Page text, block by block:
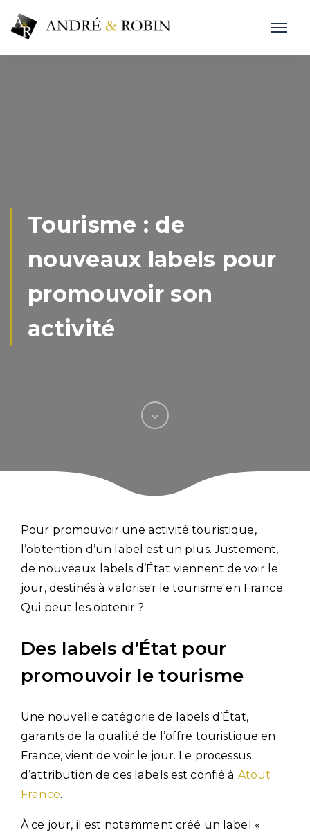
Tourisme : de
nouveaux labels pour
promouvoir son
activité
Pour promouvoir une activité touristique,
l’obtention d’un label est un plus. Justement,
de nouveaux labels d’État viennent de voir le
jour, destinés à valoriser le tourisme en France.
Qui peut les obtenir ?
Des labels d’État pour
promouvoir le tourisme
Une nouvelle catégorie de labels d’État,
garants de la qualité de l’offre touristique en
France, vient de voir le jour. Le processus
d’attribution de ces labels est confié à Atout
France.
À ce jour, il est notamment créé un label «